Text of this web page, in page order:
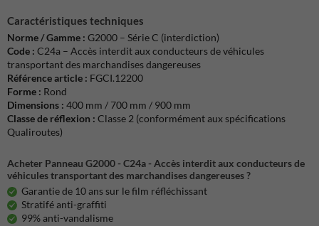
Caractéristiques techniques
Norme / Gamme : G2000 – Série C (interdiction)
Code : C24a – Accès interdit aux conducteurs de véhicules
transportant des marchandises dangereuses
Référence article : FGCI.12200
Forme : Rond
Dimensions : 400 mm / 700 mm / 900 mm
Classe de réflexion : Classe 2 (conformément aux spécifications
Qualiroutes)
Acheter Panneau G2000 - C24a - Accès interdit aux conducteurs de
véhicules transportant des marchandises dangereuses ?
Garantie de 10 ans sur le film réfléchissant
Stratifé anti-graffiti
99% anti-vandalisme